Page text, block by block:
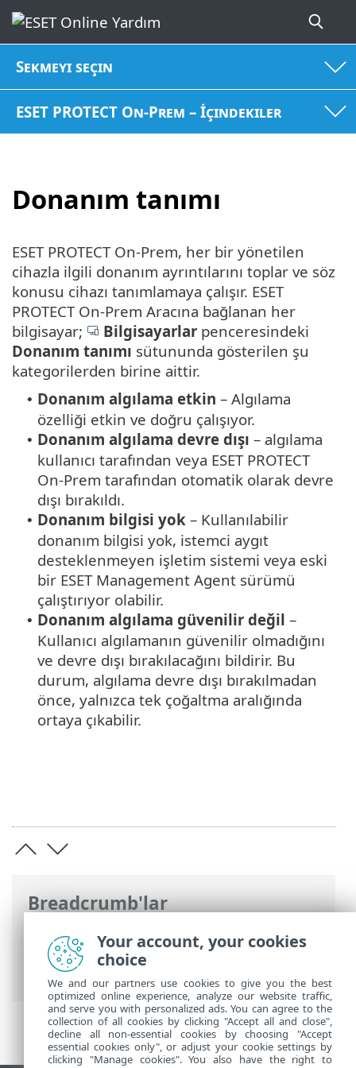
Sekmeyi seçin
ESET PROTECT On-Prem – İçindekiler
Donanım tanımı
Breadcrumb'lar
ESET Online Yardım>ESET PROTECT On-
Prem>Başlayın>
VDI, klonlama ve
donanım algılama
> Donanım tanımı
ESET PROTECT On-Prem, her bir yönetilen
cihazla ilgili donanım ayrıntılarını toplar ve söz
konusu cihazı tanımlamaya çalışır. ESET
PROTECT On-Prem Aracına bağlanan her
bilgisayar;
Bilgisayarlar penceresindeki
Donanım tanımı sütununda gösterilen şu
kategorilerden birine aittir.
• Donanım algılama etkin – Algılama
özelliği etkin ve doğru çalışıyor.
• Donanım algılama devre dışı – algılama
kullanıcı tarafından veya ESET PROTECT
On-Prem tarafından otomatik olarak devre
dışı bırakıldı.
• Donanım bilgisi yok – Kullanılabilir
donanım bilgisi yok, istemci aygıt
desteklenmeyen işletim sistemi veya eski
bir ESET Management Agent sürümü
çalıştırıyor olabilir.
• Donanım algılama güvenilir değil –
Kullanıcı algılamanın güvenilir olmadığını
ve devre dışı bırakılacağını bildirir. Bu
durum, algılama devre dışı bırakılmadan
önce, yalnızca tek çoğaltma aralığında
ortaya çıkabilir.
Your account, your cookies
choice
We and our partners use cookies to give you the best
optimized online experience, analyze our website traffic,
and serve you with personalized ads. You can agree to the
collection of all cookies by clicking "Accept all and close",
decline all non-essential cookies by choosing "Accept
essential cookies only", or adjust your cookie settings by
clicking "Manage cookies". You also have the right to